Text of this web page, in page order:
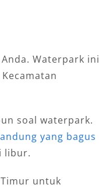
Waterpark ini
soal waterpark.
yang bagus
libur.
untuk